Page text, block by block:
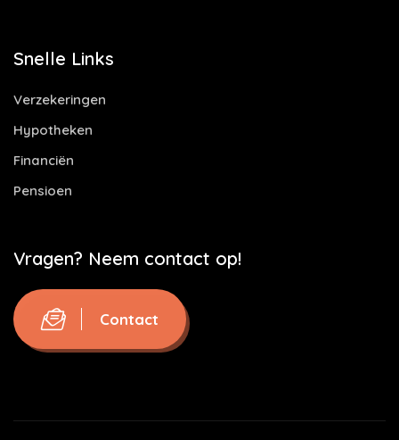
Snelle Links
Verzekeringen
Hypotheken
Financiën
Pensioen
Vragen? Neem contact op!
Contact